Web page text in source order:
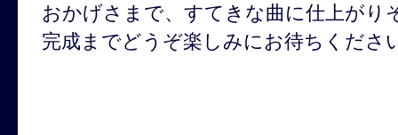
おかげさまで、すてきな曲に仕上がり
完成までどうぞ楽しみにお待ちくださ